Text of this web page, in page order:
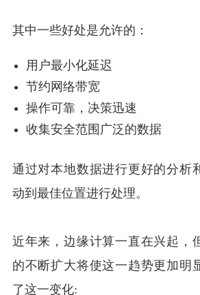
其中一些好处是允许的：
用户最小化延迟
节约网络带宽
操作可靠，决策迅速
收集安全范围广泛的数据
通过对本地数据进行更好的分析
动到最佳位置进行处理。
近年来，边缘计算一直在兴起，
的不断扩大将使这一趋势更加明
了这一变化: